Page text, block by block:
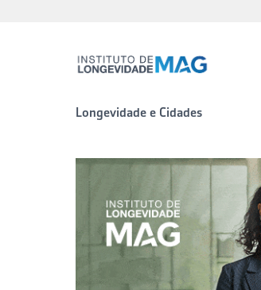
Longevidade e Cidades